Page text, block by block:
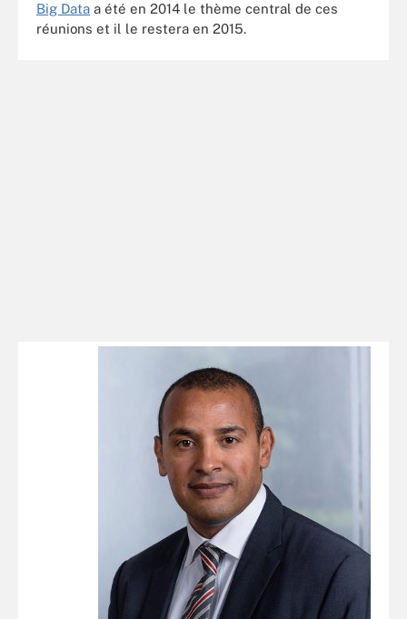
Big Data a été en 2014 le thème central de ces
réunions et il le restera en 2015.